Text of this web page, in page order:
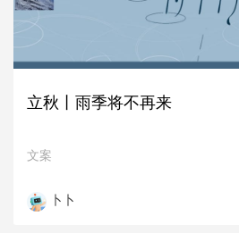
立秋丨雨季将不再来
文案
卜卜